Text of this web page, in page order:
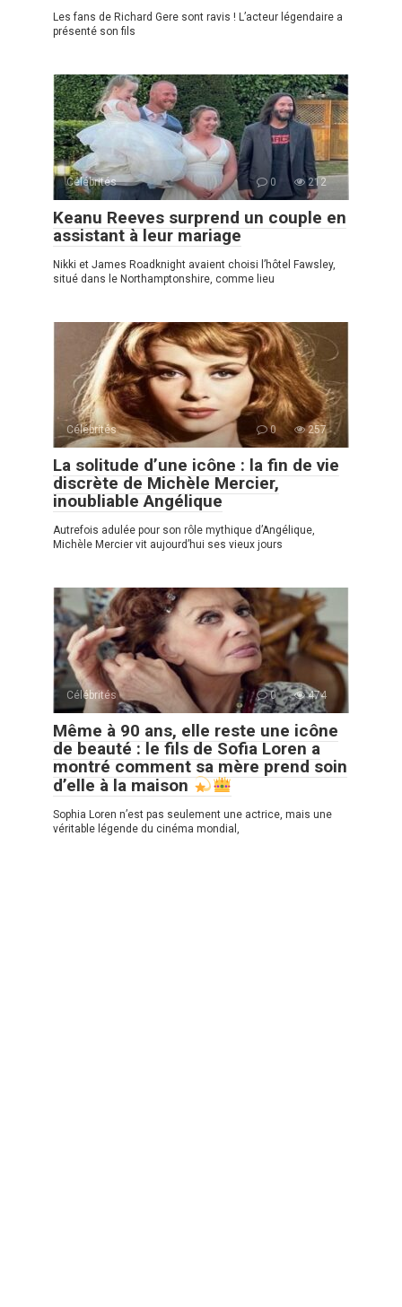
Les fans de Richard Gere sont ravis ! L’acteur légendaire a
présenté son fils
Célébrités 0 212
Keanu Reeves surprend un couple en
assistant à leur mariage
Nikki et James Roadknight avaient choisi l’hôtel Fawsley,
situé dans le Northamptonshire, comme lieu
Célébrités 0 257
La solitude d’une icône : la fin de vie
discrète de Michèle Mercier,
inoubliable Angélique
Autrefois adulée pour son rôle mythique d’Angélique,
Michèle Mercier vit aujourd’hui ses vieux jours
Célébrités 0 474
Même à 90 ans, elle reste une icône
de beauté : le fils de Sofia Loren a
montré comment sa mère prend soin
d’elle à la maison
Sophia Loren n’est pas seulement une actrice, mais une
véritable légende du cinéma mondial,